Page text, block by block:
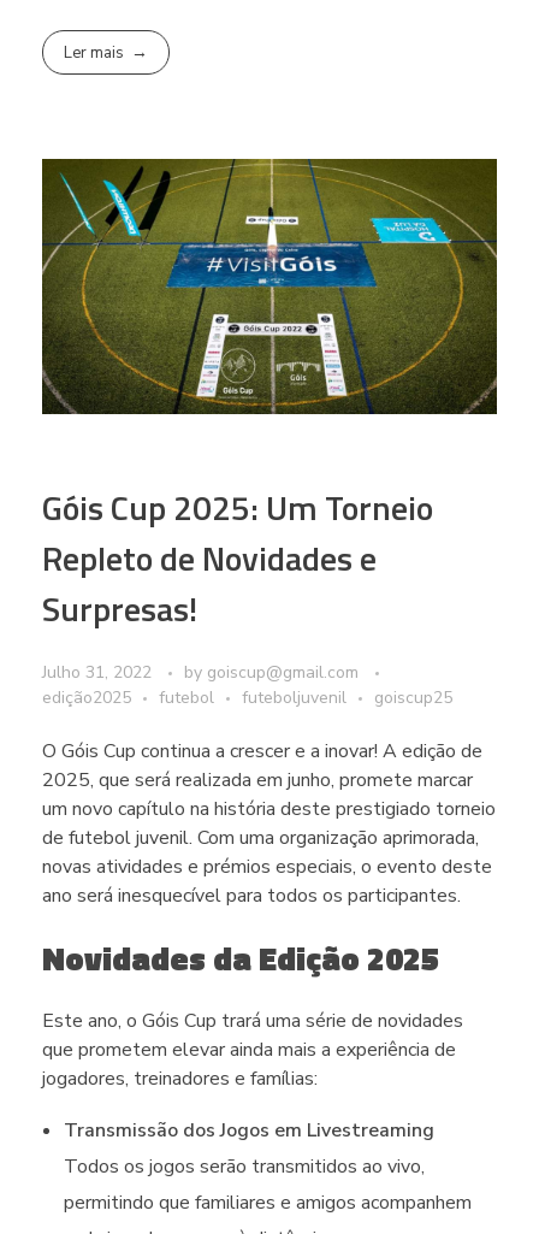
Ler mais
Góis Cup 2025: Um Torneio
Repleto de Novidades e
Surpresas!
Julho 31, 2022 by goiscup@gmail.com
edição2025
futebol futeboljuvenil goiscup25
O Góis Cup continua a crescer e a inovar! A edição de
2025, que será realizada em junho, promete marcar
um novo capítulo na história deste prestigiado torneio
de futebol juvenil. Com uma organização aprimorada,
novas atividades e prémios especiais, o evento deste
ano será inesquecível para todos os participantes.
Novidades da Edição 2025
Este ano, o Góis Cup trará uma série de novidades
que prometem elevar ainda mais a experiência de
jogadores, treinadores e famílias:
Transmissão dos Jogos em Livestreaming
Todos os jogos serão transmitidos ao vivo,
permitindo que familiares e amigos acompanhem